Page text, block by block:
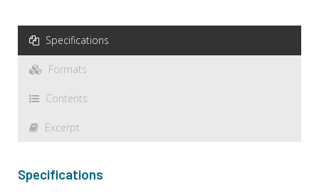
Specifications
Formats
Contents
Excerpt
Specifications